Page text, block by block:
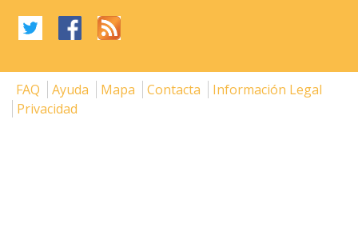
FAQ Ayuda Mapa Contacta
Información Legal
Privacidad